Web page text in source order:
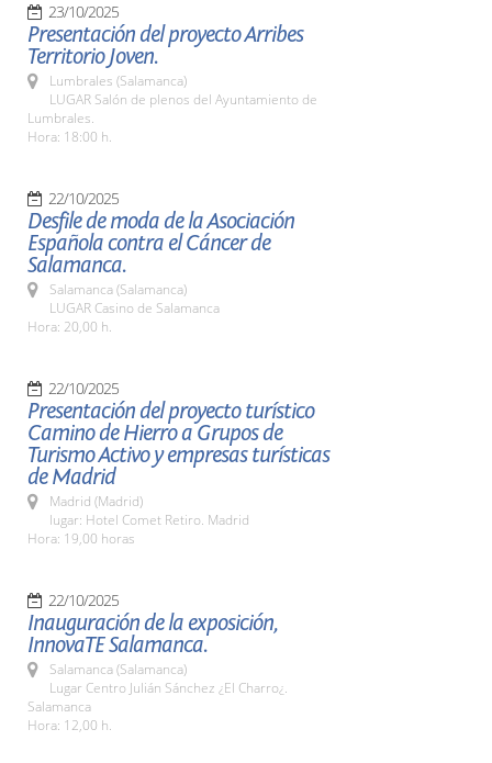
23/10/2025
Presentación del proyecto Arribes
Territorio Joven.
Lumbrales (Salamanca)
LUGAR Salón de plenos del Ayuntamiento de
Lumbrales.
Hora: 18:00 h.
22/10/2025
Desfile de moda de la Asociación
Española contra el Cáncer de
Salamanca.
Salamanca (Salamanca)
LUGAR Casino de Salamanca
Hora: 20,00 h.
22/10/2025
Presentación del proyecto turístico
Camino de Hierro a Grupos de
Turismo Activo y empresas turísticas
de Madrid
Madrid (Madrid)
lugar: Hotel Comet Retiro. Madrid
Hora: 19,00 horas
22/10/2025
Inauguración de la exposición,
InnovaTE Salamanca.
Salamanca (Salamanca)
Lugar Centro Julián Sánchez ¿El Charro¿.
Salamanca
Hora: 12,00 h.